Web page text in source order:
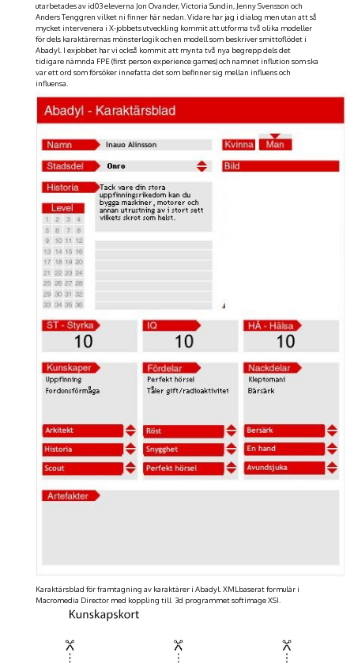
utarbetades av id03 eleverna Jon Ovander, Victoria Sundin, Jenny Svensson och
Anders Tenggren vilket ni finner här nedan. Vidare har jag i dialog men utan att så
mycket intervenera i X-jobbets utveckling kommit att utforma två olika modeller
för dels karaktärernas mönsterlogik och en modell som beskriver smittoflödet i
Abadyl. I exjobbet har vi också kommit att mynta två nya begrepp dels det
tidigare nämnda FPE (first person experience games) och namnet inflution som ska
var ett ord som försöker innefatta det som befinner sig mellan influens och
influensa.
Karaktärsblad för framtagning av karaktärer i Abadyl. XMLbaserat formulär i
Macromedia Director med koppling till 3d programmet softimage XSI.